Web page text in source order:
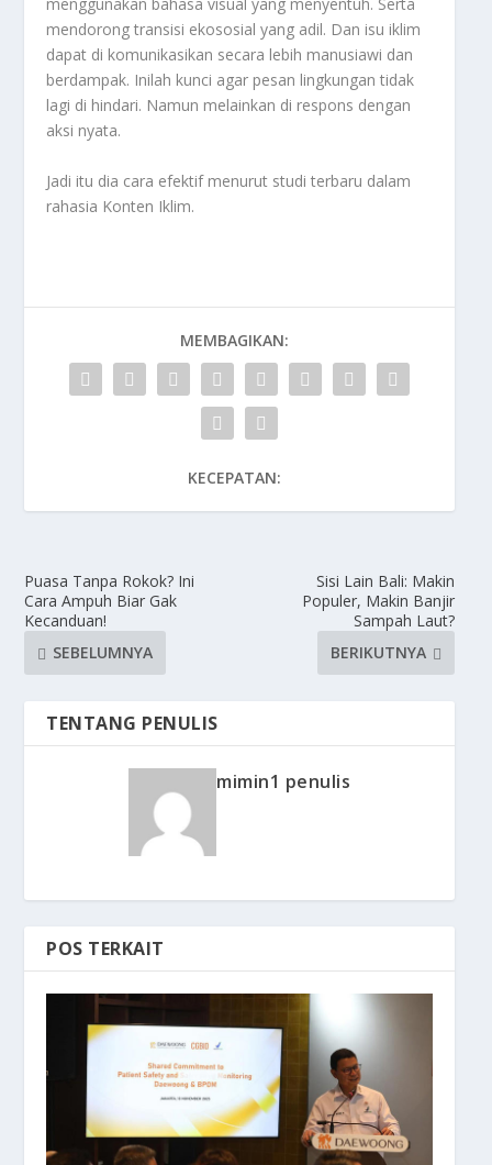
menggunakan bahasa visual yang menyentuh. Serta
mendorong transisi ekososial yang adil. Dan isu iklim
dapat di komunikasikan secara lebih manusiawi dan
berdampak. Inilah kunci agar pesan lingkungan tidak
lagi di hindari. Namun melainkan di respons dengan
aksi nyata.
Jadi itu dia cara efektif menurut studi terbaru dalam
rahasia Konten Iklim.
MEMBAGIKAN:
KECEPATAN:
Puasa Tanpa Rokok? Ini
Cara Ampuh Biar Gak
Kecanduan!
SEBELUMNYA
Sisi Lain Bali: Makin
Populer, Makin Banjir
Sampah Laut?
BERIKUTNYA
TENTANG PENULIS
mimin1 penulis
POS TERKAIT